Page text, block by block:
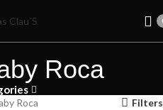
Roca
Roca Filters